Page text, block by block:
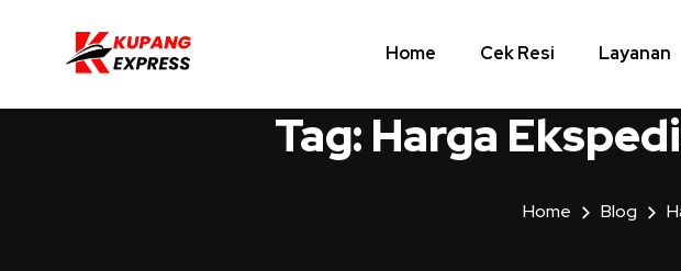
Home Cek Resi Layanan
Tag: Harga
Home Blog